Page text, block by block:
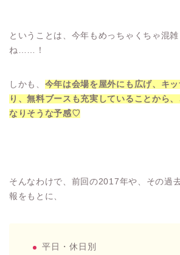
ということは、今年もめっちゃくちゃ混雑
ね……！
しかも、 今年は会場を屋外にも広げ、キ
り、無料ブースも充実していることから
なりそうな予感♡
そんなわけで、前回の2017年や、その過
報をもとに、
平日・休日別